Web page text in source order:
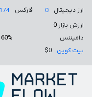
ارز دیجیتال 0 فارکس
174
ارزش بازار0
دامیننس
بیت کوین
$0